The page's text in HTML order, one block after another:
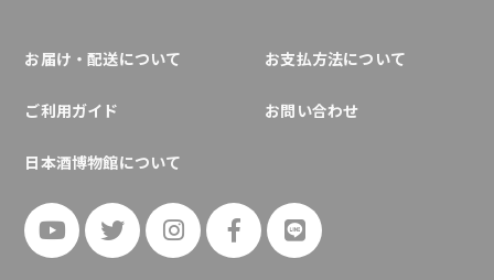
お届け・配送について お支払方法について
ご利用ガイド お問い合わせ
日本酒博物館について